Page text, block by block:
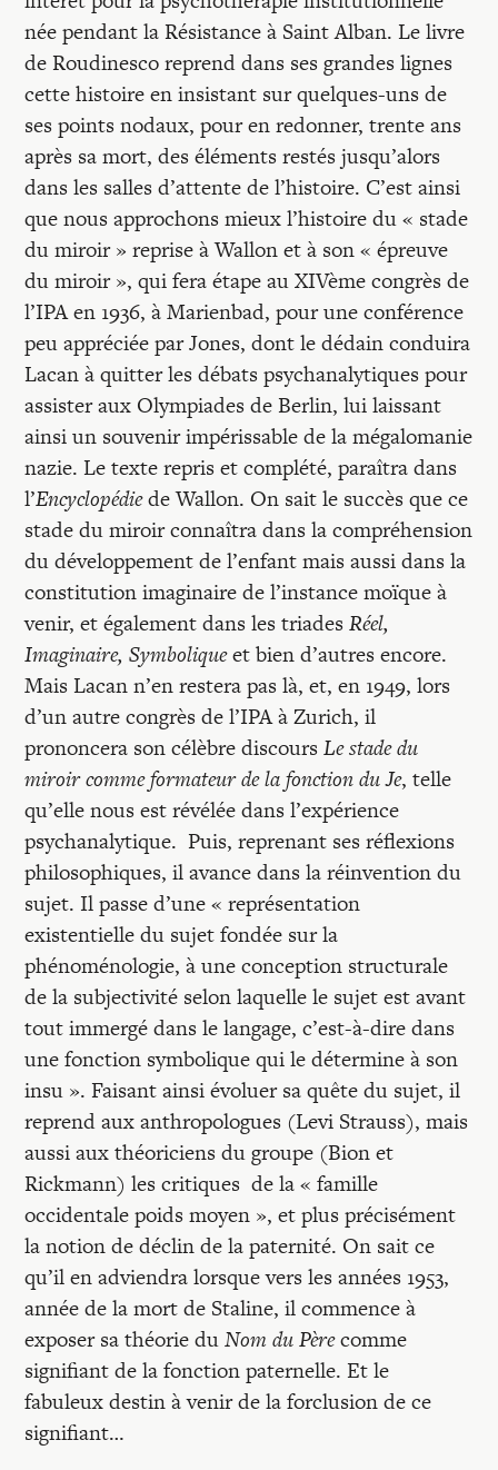
née pendant la Résistance à Saint Alban. Le livre
de Roudinesco reprend dans ses grandes lignes
cette histoire en insistant sur quelques-uns de
ses points nodaux, pour en redonner, trente ans
après sa mort, des éléments restés jusqu’alors
dans les salles d’attente de l’histoire. C’est ainsi
que nous approchons mieux l’histoire du « stade
du miroir » reprise à Wallon et à son « épreuve
du miroir », qui fera étape au XIVème congrès de
l’IPA en 1936, à Marienbad, pour une conférence
peu appréciée par Jones, dont le dédain conduira
Lacan à quitter les débats psychanalytiques pour
assister aux Olympiades de Berlin, lui laissant
ainsi un souvenir impérissable de la mégalomanie
nazie. Le texte repris et complété, paraîtra dans
l’Encyclopédiede Wallon. On sait le succès que ce
stade du miroir connaîtra dans la compréhension
du développement de l’enfant mais aussi dans la
constitution imaginaire de l’instance moïque à
venir, et également dans les triadesRéel,
Imaginaire, Symboliqueet bien d’autres encore.
Mais Lacan n’en restera pas là, et, en 1949, lors
d’un autre congrès de l’IPA à Zurich, il
prononcera son célèbre discoursLe stade du
miroir comme formateur de la fonction du Je, telle
qu’elle nous est révélée dans l’expérience
psychanalytique. Puis, reprenant ses réflexions
philosophiques, il avance dans la réinvention du
sujet. Il passe d’une « représentation
existentielle du sujet fondée sur la
phénoménologie, à une conception structurale
de la subjectivité selon laquelle le sujet est avant
tout immergé dans le langage, c’est-à-dire dans
une fonction symbolique qui le détermine à son
insu ». Faisant ainsi évoluer sa quête du sujet, il
reprend aux anthropologues (Levi Strauss), mais
aussi aux théoriciens du groupe (Bion et
Rickmann) les critiques de la « famille
occidentale poids moyen », et plus précisément
la notion de déclin de la paternité. On sait ce
qu’il en adviendra lorsque vers les années 1953,
année de la mort de Staline, il commence à
exposer sa théorie duNom du Pèrecomme
signifiant de la fonction paternelle. Et le
fabuleux destin à venir de la forclusion de ce
signifiant…